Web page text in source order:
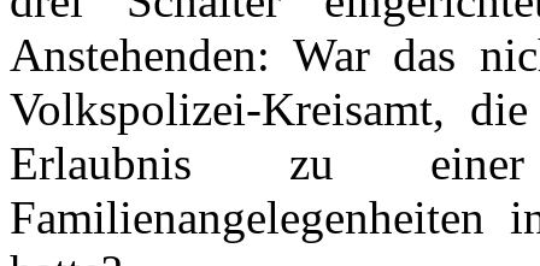
Anstehenden: War das
Volkspolizei-Kreisamt,
Erlaubnis zu
Familienangelegenheiten